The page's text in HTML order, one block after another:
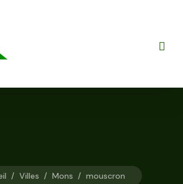
/ Villes / Mons / mouscron